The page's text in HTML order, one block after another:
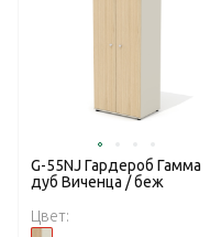
G-55NJ Гардероб Гамма
дуб Виченца / беж
Цвет: